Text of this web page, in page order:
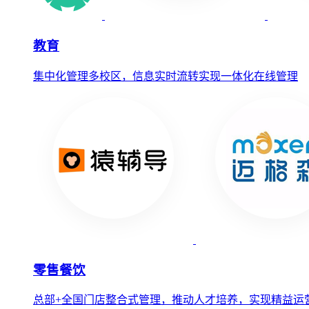
教育
集中化管理多校区，信息实时流转实现一体化在线管理
零售餐饮
总部+全国门店整合式管理，推动人才培养，实现精益运